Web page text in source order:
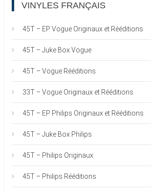
VINYLES FRANÇAIS
45T – EP Vogue Originaux et Rééditions
45T – Juke Box Vogue
45T – Vogue Rééditions
33T – Vogue Originaux et Rééditions
45T – EP Philips Originaux et Rééditions
45T – Juke Box Philips
45T – Philips Originaux
45T – Philips Rééditions